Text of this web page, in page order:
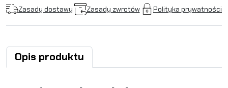
Zasady dostawy Zasady zwrotów Polityka prywatności
Opis produktu